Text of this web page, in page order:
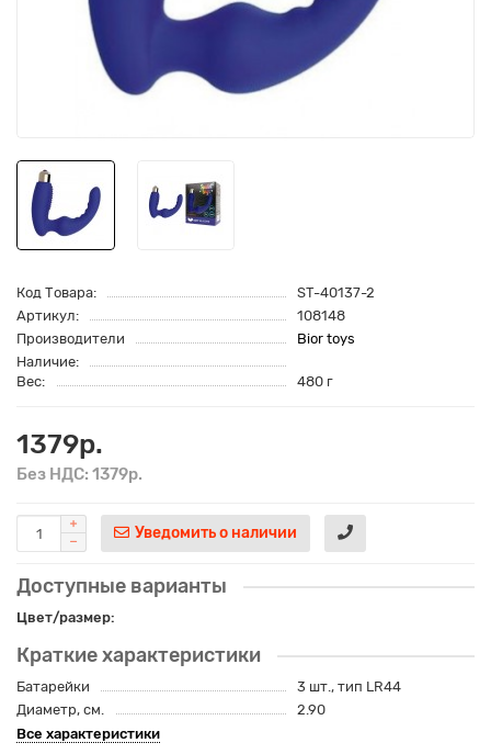
Код Товара:
ST-40137-2
Артикул:
108148
Производители
Bior toys
Наличие:
Вес:
480 г
1379р.
Без НДС: 1379р.
Уведомить о наличии
Доступные варианты
Цвет/размер:
Краткие характеристики
Батарейки
3 шт., тип LR44
Диаметр, см.
2.90
Все характеристики